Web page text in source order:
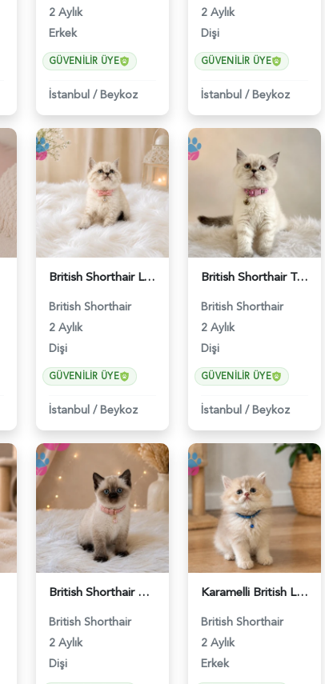
2 Aylık
Erkek
GÜVENILIR ÜYE
İstanbul /Beykoz
2 Aylık
Dişi
GÜVENILIR ÜYE
İstanbul /Beykoz
British Shorthair Lynx Point Güzel Kızımız - 4640
British Shorthair
2 Aylık
Dişi
GÜVENILIR ÜYE
İstanbul /Beykoz
British Shorthair Tombul Yanak Prenses Yuva Arıyor - 5152
British Shorthair
2 Aylık
Dişi
GÜVENILIR ÜYE
İstanbul /Beykoz
British Shorthair Dişi Yavrumuz 2 Aylık - 4647
British Shorthair
2 Aylık
Dişi
Karamelli British Longhair Erkek 2 Aylık - 4919
British Shorthair
2 Aylık
Erkek